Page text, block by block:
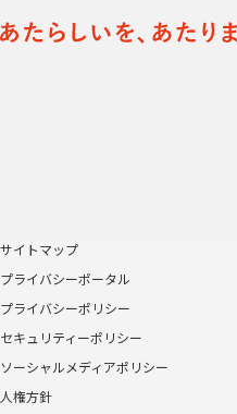
サイトマップ
プライバシーポータル
プライバシーポリシー
セキュリティーポリシー
ソーシャルメディアポリシー
人権方針